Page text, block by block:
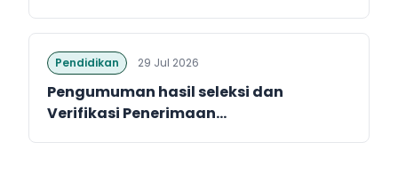
Pendidikan 29 Jul 2026
Pengumuman hasil seleksi dan
Verifikasi Penerimaan...